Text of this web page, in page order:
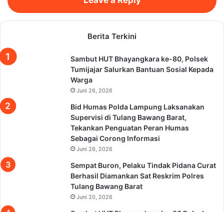
Berita Terkini
Sambut HUT Bhayangkara ke-80, Polsek
Tumijajar Salurkan Bantuan Sosial Kepada
Warga
Juni 26, 2026
Bid Humas Polda Lampung Laksanakan
Supervisi di Tulang Bawang Barat,
Tekankan Penguatan Peran Humas
Sebagai Corong Informasi
Juni 26, 2026
Sempat Buron, Pelaku Tindak Pidana Curat
Berhasil Diamankan Sat Reskrim Polres
Tulang Bawang Barat
Juni 20, 2026